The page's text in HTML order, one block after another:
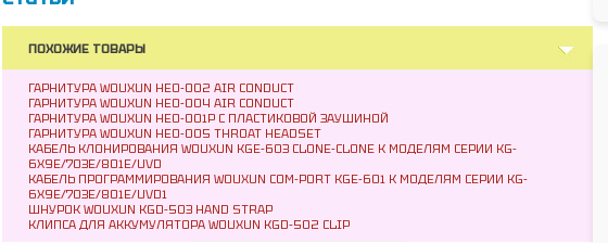
ПОХОЖИЕ ТОВАРЫ
ГАРНИТУРА WOUXUN HEO-002 AIR CONDUCT
ГАРНИТУРА WOUXUN HEO-004 AIR CONDUCT
ГАРНИТУРА WOUXUN HEO-001P C ПЛАСТИКОВОЙ ЗАУШИНОЙ
ГАРНИТУРА WOUXUN HEO-005 THROAT HEADSET
КАБЕЛЬ КЛОНИРОВАНИЯ WOUXUN KGE-603 CLONE-CLONE К МОДЕЛЯМ СЕРИИ KG-
6X9E/703E/801E/UVD
КАБЕЛЬ ПРОГРАММИРОВАНИЯ WOUXUN COM-PORT KGE-601 К МОДЕЛЯМ СЕРИИ KG-
6X9E/703E/801E/UVD1
ШНУРОК WOUXUN KGD-503 HAND STRAP
КЛИПСА ДЛЯ АККУМУЛЯТОРА WOUXUN KGD-502 CLIP